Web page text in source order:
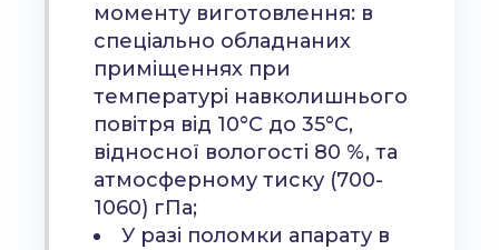
моменту виготовлення: в
спеціально обладнаних
приміщеннях при
температурі навколишнього
повітря від 10°С до 35°С,
відносної вологості 80 %, та
атмосферному тиску (700-
1060) гПа;
У разі поломки апарату в